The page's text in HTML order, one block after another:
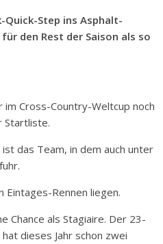
Quick-Step ins Asphalt-
den Rest der Saison als so
Cross-Country-Weltcup noch
Startliste.
das Team, in dem auch unter
Eintages-Rennen liegen.
Chance als Stagiaire. Der 23-
dieses Jahr schon zwei